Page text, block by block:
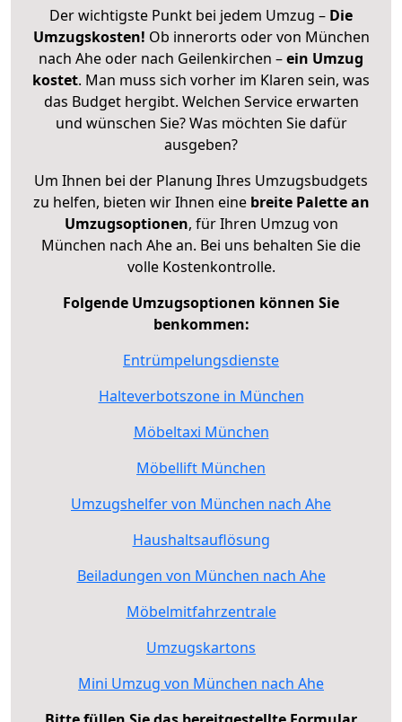
Der wichtigste Punkt bei jedem Umzug – Die
Umzugskosten! Ob innerorts oder von München
nach Ahe oder nach Geilenkirchen –ein Umzug
kostet. Man muss sich vorher im Klaren sein, was
das Budget hergibt. Welchen Service erwarten
und wünschen Sie? Was möchten Sie dafür
ausgeben?
Um Ihnen bei der Planung Ihres Umzugsbudgets
zu helfen, bieten wir Ihnen eine breite Palette an
Umzugsoptionen, für Ihren Umzug von
München nach Ahe an. Bei uns behalten Sie die
volle Kostenkontrolle.
Folgende Umzugsoptionen können Sie
benkommen:
Entrümpelungsdienste
Halteverbotszone in München
Möbeltaxi München
Möbellift München
Umzugshelfer von München nach Ahe
Haushaltsauflösung
Beiladungen von München nach Ahe
Möbelmitfahrzentrale
Umzugskartons
Mini Umzug von München nach Ahe